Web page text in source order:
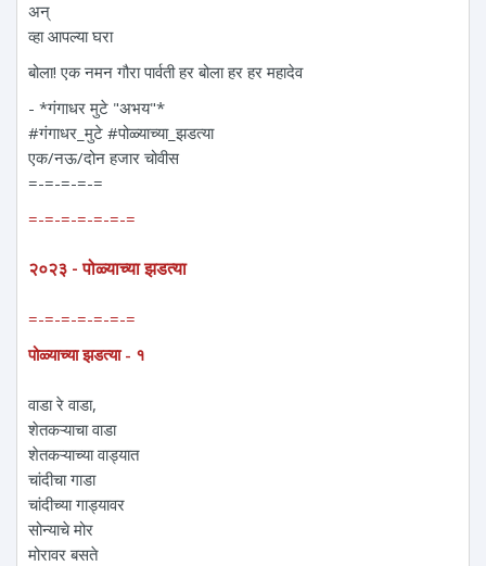
अन्
व्हा आपल्या घरा
बोला! एक नमन‌ गौरा पार्वती हर बोला हर हर महादेव
- *गंगाधर मुटे "अभय"*
#गंगाधर_मुटे #पोळ्याच्या_झडत्या
एक/नऊ/दोन हजार चोवीस
=-=-=-=-=
=-=-=-=-=-=-=
२०२३ - पोळ्याच्या झडत्या
=-=-=-=-=-=-=
पोळ्याच्या झडत्या - १
वाडा रे वाडा,
शेतकऱ्याचा वाडा
शेतकऱ्याच्या वाड्यात
चांदीचा गाडा
चांदीच्या गाड्यावर
सोन्याचे मोर
मोरावर बसते